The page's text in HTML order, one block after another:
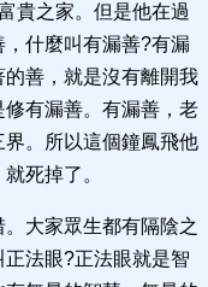
貴之家。但是他在過
什麼叫有漏善?有漏
善，就是沒有離開我
有漏善。有漏善，老
。所以這個鐘鳳飛他
死掉了。
大家眾生都有隔陰之
法眼?正法眼就是智